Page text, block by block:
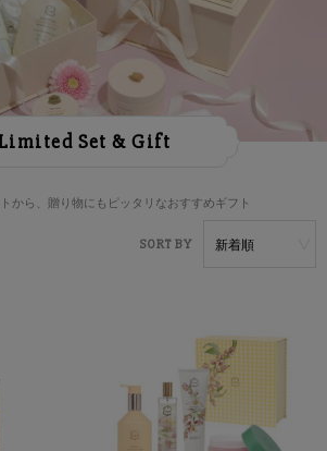
Set & Gift
から、贈り物にもピッタリなおすすめギフト